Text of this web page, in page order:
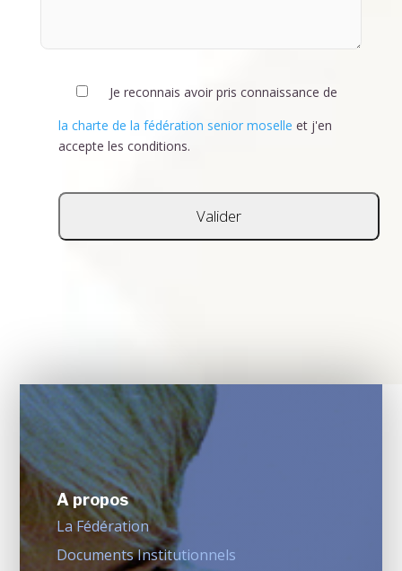
Je reconnais avoir pris connaissance de
la charte de la fédération senior moselle et j'en
accepte les conditions.
A propos
La Fédération
Documents Institutionnels